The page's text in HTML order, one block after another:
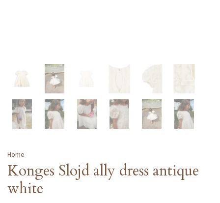
Home
Konges Slojd ally dress antique
white